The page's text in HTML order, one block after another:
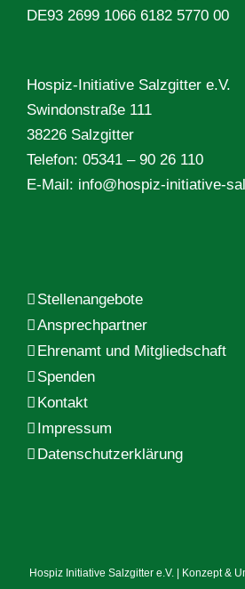
DE93 2699 1066 6182 5770 00
Hospiz-Initiative Salzgitter e.V.
Swindonstraße 111
38226 Salzgitter
Telefon: 05341 – 90 26 110
E-Mail: info@hospiz-initiative-
Stellenangebote
Ansprechpartner
Ehrenamt und Mitgliedschaft
Spenden
Kontakt
Impressum
Datenschutzerklärung
Hospiz Initiative Salzgitter e.V. | Konzept &